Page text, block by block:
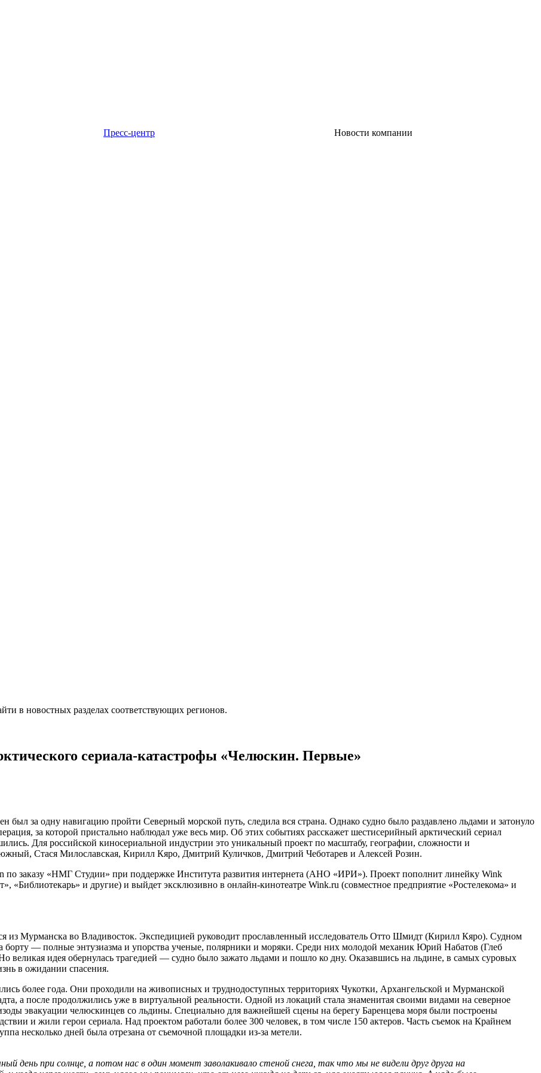
Пресс-центр
Новости компании
в новостных разделах соответствующих регионов.
сериала-катастрофы «Челюскин. Первые»
был за одну навигацию пройти Северный морской путь, следила вся страна. Однако судно было раздавлено льдами и затонуло
за которой пристально наблюдал уже весь мир. Об этих событиях расскажет шестисерийный арктический сериал
Для российской киносериальной индустрии это уникальный проект по масштабу, географии, сложности и
Стася Милославская, Кирилл Кяро, Дмитрий Куличков, Дмитрий Чеботарев и Алексей Розин.
по заказу «НМГ Студии» при поддержке Института развития интернета (АНО «ИРИ»). Проект пополнит линейку Wink
«‎Библиотекарь» и другие) и выйдет эксклюзивно в онлайн-кинотеатре Wink.ru (совместное предприятие «Ростелекома» и
из Мурманска во Владивосток. Экспедицией руководит прославленный исследователь Отто Шмидт (Кирилл Кяро). Судном
— полные энтузиазма и упорства ученые, полярники и моряки. Среди них молодой механик Юрий Набатов (Глеб
идея обернулась трагедией — судно было зажато льдами и пошло ко дну. Оказавшись на льдине, в самых суровых
в ожидании спасения.
более года. Они проходили на живописных и труднодоступных территориях Чукотки, Архангельской и Мурманской
а после продолжились уже в виртуальной реальности. Одной из локаций стала знаменитая своими видами на северное
эвакуации челюскинцев со льдины. Специально для важнейшей сцены на берегу Баренцева моря были построены
и жили герои сериала. Над проектом работали более 300 человек, в том числе 150 актеров. Часть съемок на Крайнем
несколько дней была отрезана от съемочной площадки из-за метели.
день при солнце, а потом нас в один момент заволакивало стеной снега, так что мы не видели друг друга на